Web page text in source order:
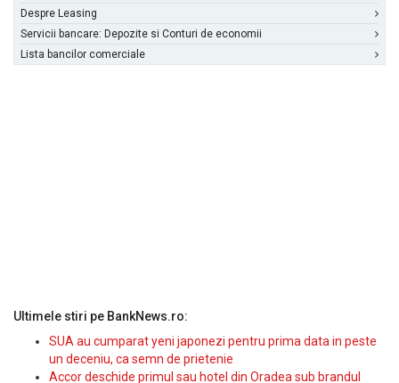
Despre Leasing
Servicii bancare: Depozite si Conturi de economii
Lista bancilor comerciale
Ultimele stiri pe BankNews.ro:
SUA au cumparat yeni japonezi pentru prima data in peste
un deceniu, ca semn de prietenie
Accor deschide primul sau hotel din Oradea sub brandul